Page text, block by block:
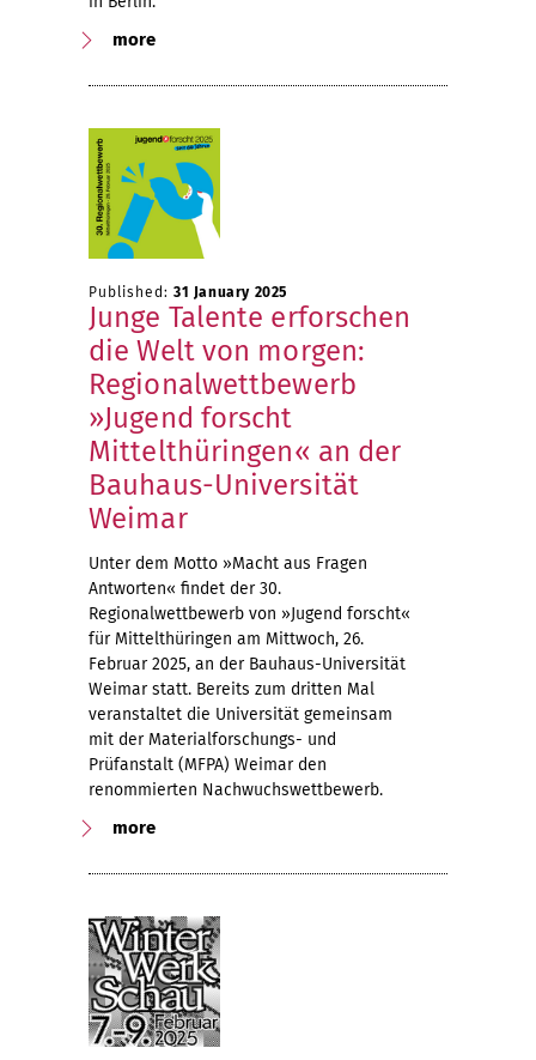
more
Published: 31 January 2025
Junge Talente erforschen
die Welt von morgen:
Regionalwettbewerb
»Jugend forscht
Mittelthüringen« an der
Bauhaus-Universität
Weimar
Unter dem Motto »Macht aus Fragen
Antworten« findet der 30.
Regionalwettbewerb von »Jugend forscht«
für Mittelthüringen am Mittwoch, 26.
Februar 2025, an der Bauhaus-Universität
Weimar statt. Bereits zum dritten Mal
veranstaltet die Universität gemeinsam
mit der Materialforschungs- und
Prüfanstalt (MFPA) Weimar den
renommierten Nachwuchswettbewerb.
more